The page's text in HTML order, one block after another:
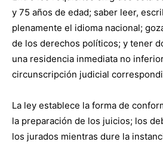
y 75 años de edad; saber leer,
plenamente el idioma nacional;
de los derechos políticos; y tener
una residencia inmediata no
circunscripción judicial
La ley establece la forma de
la preparación de los juicios; los
los jurados mientras dure la